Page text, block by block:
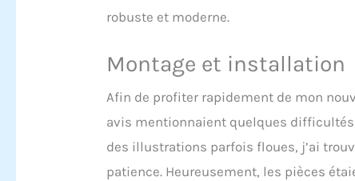
robuste et moderne.
Montage et installation
Afin de profiter rapidement de mon
avis mentionnaient quelques
des illustrations parfois floues, j’ai
patience. Heureusement, les pièces